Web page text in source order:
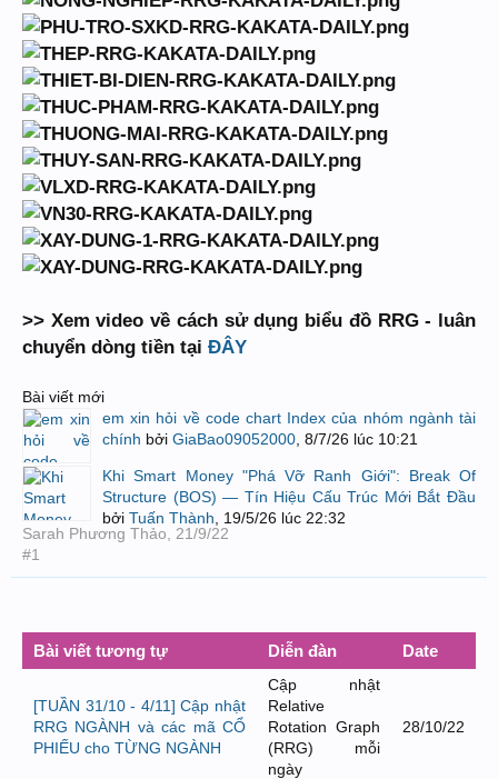
>> Xem video về cách sử dụng biểu đồ RRG - luân
chuyển dòng tiền tại ĐÂY
Bài viết mới
em xin hỏi về code chart Index của nhóm ngành tài
chính bởi GiaBao09052000 8/7/26 lúc 10:21
Khi Smart Money "Phá Vỡ Ranh Giới": Break Of
Structure (BOS) — Tín Hiệu Cấu Trúc Mới Bắt Đầu
bởi Tuấn Thành
19/5/26 lúc 22:32
Sarah Phương Thảo
21/9/22
#1
Bài viết tương tự Diễn đàn Date
[TUẦN 31/10 - 4/11] Cập nhật
RRG NGÀNH và các mã CỔ
PHIẾU cho TỪNG NGÀNH
Cập nhật
Relative
Rotation Graph
(RRG) mỗi
ngày
28/10/22